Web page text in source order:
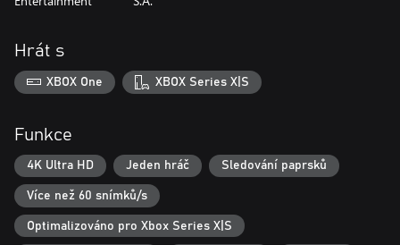
Hrát s
XBOX One XBOX Series X|S
Funkce
4K Ultra HD Jeden hráč Sledování paprsků
Více než 60 snímků/s
Optimalizováno pro Xbox Series X|S